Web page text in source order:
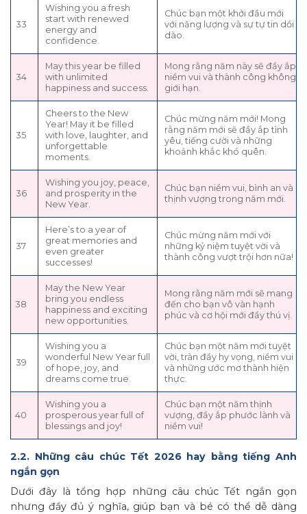
33
Wishing you a fresh
start with renewed
energy and
confidence.
Chúc bạn một khởi đầu mới
với năng lượng và sự tự tin dồi
dào.
34
May this year be filled
with unlimited
happiness and success.
Mong rằng năm này sẽ đầy ắp
niềm vui và thành công không
giới hạn.
35
Cheers to the New
Year! May it be filled
with love, laughter, and
unforgettable
moments.
Chúc mừng năm mới! Mong
rằng năm mới sẽ đầy ắp tình
yêu, tiếng cười và những
khoảnh khắc khó quên.
36
Wishing you joy, peace,
and prosperity in the
New Year.
Chúc bạn niềm vui, bình an và
thịnh vượng trong năm mới.
37
Here’s to a year of
great memories and
even greater
successes!
Chúc mừng năm mới với
những kỷ niệm tuyệt vời và
thành công vượt trội hơn nữa!
38
May the New Year
bring you endless
happiness and exciting
new opportunities.
Mong rằng năm mới sẽ mang
đến cho bạn vô vàn hạnh
phúc và cơ hội mới đầy thú vị.
39
Wishing you a
wonderful New Year full
of hope, joy, and
dreams come true.
Chúc bạn một năm mới tuyệt
vời, tràn đầy hy vọng, niềm vui
và những ước mơ thành hiện
thực.
40
Wishing you a
prosperous year full of
blessings and joy!
Chúc bạn một năm thịnh
vượng, đầy ắp phước lành và
niềm vui!
2.2. Những câu chúc Tết 2026 hay bằng tiếng Anh
ngắn gọn
Dưới đây là tổng hợp những câu chúc Tết ngắn gọn
nhưng đầy đủ ý nghĩa, giúp bạn và bé có thể dễ dàng